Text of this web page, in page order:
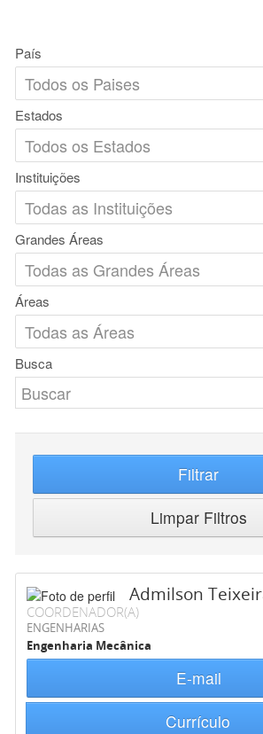
País
Estados
Instituições
Grandes Áreas
Áreas
Busca
Filtrar
Limpar Filtros
Admilson
COORDENADOR(A)
ENGENHARIAS
Engenharia Mecânica
E-mail
Currículo